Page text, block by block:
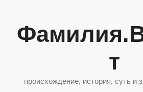
содержимому
т
происхождение, история, суть и